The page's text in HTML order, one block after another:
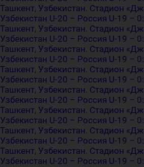
Ташкент, Узбекистан. Стадион
Узбекистан U-20 – Россия U-19 –
Ташкент, Узбекистан. Стадион
Узбекистан U-20 – Россия U-19 –
Ташкент, Узбекистан. Стадион
Узбекистан U-20 – Россия U-19 –
Ташкент, Узбекистан. Стадион
Узбекистан U-20 – Россия U-19 –
Ташкент, Узбекистан. Стадион
Узбекистан U-20 – Россия U-19 –
Ташкент, Узбекистан. Стадион
Узбекистан U-20 – Россия U-19 –
Ташкент, Узбекистан. Стадион
Узбекистан U-20 – Россия U-19 –
Ташкент, Узбекистан. Стадион
Узбекистан U-20 – Россия U-19 –